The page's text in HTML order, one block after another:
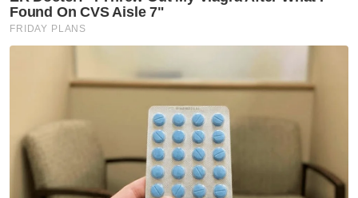
kerusi DUN selepas semakan' -
Amirudin
Selangor KL
Peruntukan Sukma dedah
kepincangan pentadbiran
Kerajaan Madani - Pemuda Pas
Selangor